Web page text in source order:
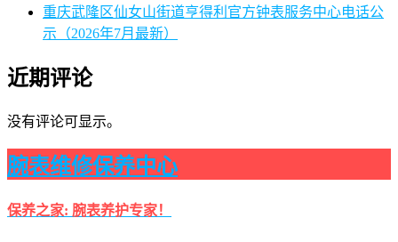
重庆武隆区仙女山街道亨得利官方钟表服务中心电话公
示（2026年7月最新）
近期评论
没有评论可显示。
腕表维修保养中心
保养之家: 腕表养护专家！